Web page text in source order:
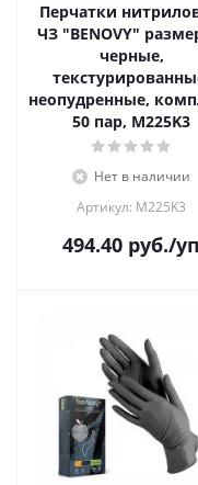
Перчатки
ЧЗ "BENOVY"
черные,
неопудренные,
50 пар, M225K3
Нет в наличии
Артикул: М225K3
494.40 руб./уп